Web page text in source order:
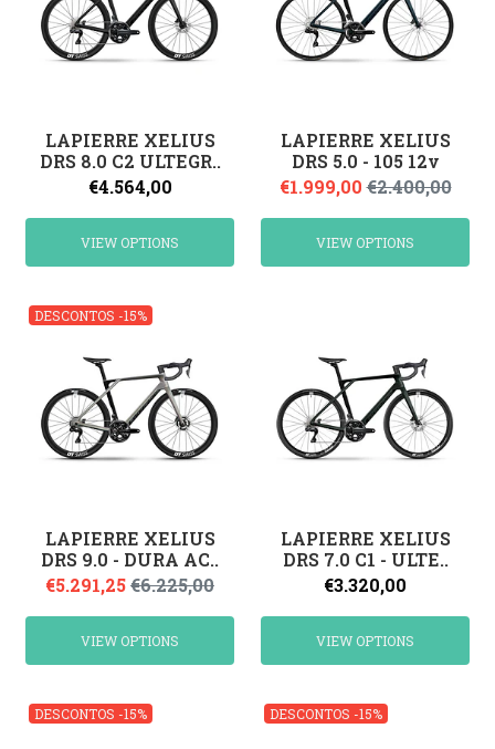
LAPIERRE XELIUS
DRS 8.0 C2 ULTEGR..
€4.564,00
VIEW OPTIONS
LAPIERRE XELIUS
DRS 5.0 - 105 12v
€1.999,00 €2.400,00
VIEW OPTIONS
DESCONTOS -15%
LAPIERRE XELIUS
DRS 9.0 - DURA AC..
€5.291,25€6.225,00
VIEW OPTIONS
LAPIERRE XELIUS
DRS 7.0 C1 - ULTE..
€3.320,00
VIEW OPTIONS
DESCONTOS -15% DESCONTOS -15%